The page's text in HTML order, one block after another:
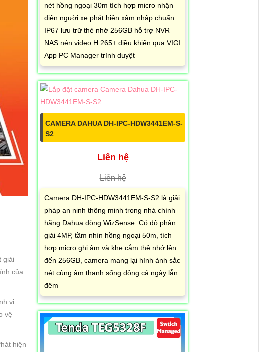
giải
của
vi
vệ
hiện
nét hồng ngoại 30m tích hợp micro nhận
diện người xe phát hiện xâm nhập chuẩn
IP67 lưu trữ thẻ nhớ 256GB hỗ trợ NVR
NAS nén video H.265+ điều khiển qua VIGI
App PC Manager trình duyệt
CAMERA DAHUA DH-IPC-HDW3441EM-S-
S2
Liên hệ
Liên hệ
Camera DH-IPC-HDW3441EM-S-S2 là giải
pháp an ninh thông minh trong nhà chính
hãng Dahua dòng WizSense. Có độ phân
giải 4MP, tầm nhìn hồng ngoại 50m, tích
hợp micro ghi âm và khe cắm thẻ nhớ lên
đến 256GB, camera mang lại hình ảnh sắc
nét cùng âm thanh sống động cả ngày lẫn
đêm